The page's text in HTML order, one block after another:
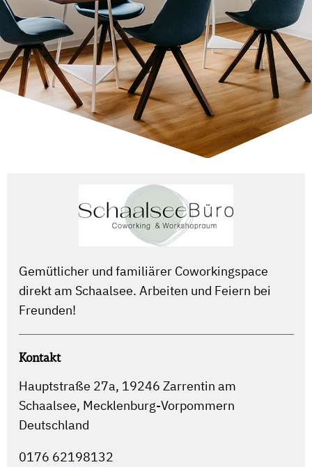
Gemütlicher und familiärer Coworkingspace
direkt am Schaalsee. Arbeiten und Feiern bei
Freunden!
Kontakt
Hauptstraße 27a, 19246 Zarrentin am
Schaalsee, Mecklenburg-Vorpommern
Deutschland
0176 62198132